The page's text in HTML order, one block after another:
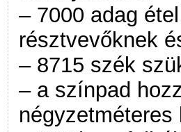
– 7000 adag
résztvevőknek
– 8715 szék
– a színpad
négyzetméteres